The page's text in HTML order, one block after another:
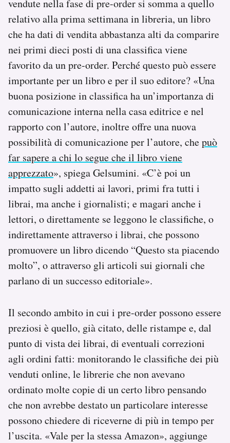
vendute nella fase di pre-order si somma a quello
relativo alla prima settimana in libreria, un libro
che ha dati di vendita abbastanza alti da comparire
nei primi dieci posti di una classifica viene
favorito da un pre-order. Perché questo può essere
importante per un libro e per il suo editore? «Una
buona posizione in classifica ha un’importanza di
comunicazione interna nella casa editrice e nel
rapporto con l’autore, inoltre offre una nuova
possibilità di comunicazione per l’autore, chepuò
far sapere a chi lo segue che il libro viene
apprezzato», spiega Gelsumini. «C’è poi un
impatto sugli addetti ai lavori, primi fra tutti i
librai, ma anche i giornalisti; e magari anche i
lettori, o direttamente se leggono le classifiche, o
indirettamente attraverso i librai, che possono
promuovere un libro dicendo “Questo sta piacendo
molto”, o attraverso gli articoli sui giornali che
parlano di un successo editoriale».
Il secondo ambito in cui i pre-order possono essere
preziosi è quello, già citato, delle ristampe e, dal
punto di vista dei librai, di eventuali correzioni
agli ordini fatti: monitorando le classifiche dei più
venduti online, le librerie che non avevano
ordinato molte copie di un certo libro pensando
che non avrebbe destato un particolare interesse
possono chiedere di riceverne di più in tempo per
l’uscita. «Vale per la stessa Amazon», aggiunge